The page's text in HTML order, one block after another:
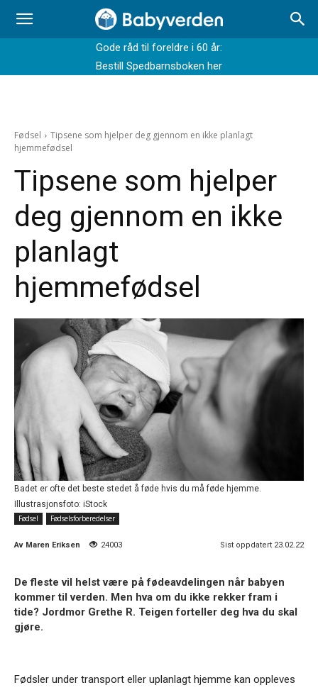
Gode råd til foreldre i 60 år:
Bestill Spedbarnsboken her
Fødsel
Tipsene som hjelper deg gjennom en ikke planlagt
hjemmefødsel
Tipsene som hjelper
deg gjennom en ikke
planlagt
hjemmefødsel
Badet er ofte det beste stedet å føde hvis du må føde hjemme.
Illustrasjonsfoto: iStock
Fødsel
Fødselsforberedelser
Av Maren Eriksen 24003 Sist oppdatert 23.02.22
De fleste vil helst være på fødeavdelingen når babyen
kommer til verden. Men hva om du ikke rekker fram i
tide? Jordmor Grethe R. Teigen forteller deg hva du skal
gjøre.
Fødsler under transport eller uplanlagt hjemme kan oppleves